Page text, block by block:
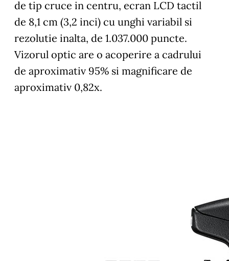
de tip cruce in centru, ecran LCD tactil
de 8,1 cm (3,2 inci) cu unghi variabil si
rezolutie inalta, de 1.037.000 puncte.
Vizorul optic are o acoperire a cadrului
de aproximativ 95% si magnificare de
aproximativ 0,82x.